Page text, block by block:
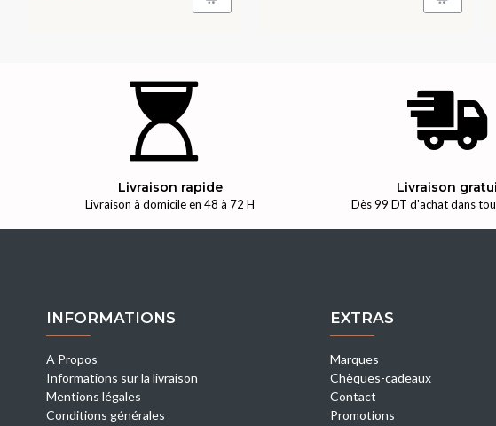
Livraison rapide
Livraison à domicile en 48 à 72 H
Livraison
Dès 99 DT d'achat dans
INFORMATIONS
A Propos
Informations sur la livraison
Mentions légales
Conditions générales
EXTRAS
Marques
Chèques-cadeaux
Contact
Promotions